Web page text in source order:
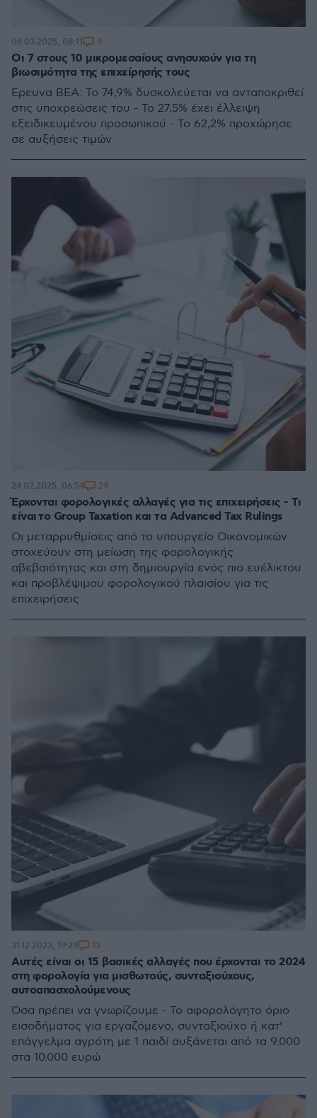
Οι 7 στους 10 μικρομεσαίους ανησυχούν για τη
βιωσιμότητα της επιχείρησής τους
Έρευνα ΒΕΑ: Το 74,9% δυσκολεύεται να ανταποκριθεί
στις υποχρεώσεις του - Το 27,5% έχει έλλειψη
εξειδικευμένου προσωπικού - Το 62,2% προχώρησε
σε αυξήσεις τιμών
06.03.2025, 08:11 9
Έρχονται φορολογικές αλλαγές για τις επιχειρήσεις - Τι
είναι το Group Taxation και τα Advanced Tax Rulings
Οι μεταρρυθμίσεις από το υπουργείο Οικονομικών
στοχεύουν στη μείωση της φορολογικής
αβεβαιότητας και στη δημιουργία ενός πιο ευέλικτου
και προβλέψιμου φορολογικού πλαισίου για τις
επιχειρήσεις
24.02.2025, 06:54 24
Αυτές είναι οι 15 βασικές αλλαγές που έρχονται το 2024
στη φορολογία για μισθωτούς, συνταξιούχους,
αυτοαπασχολούμενους
Όσα πρέπει να γνωρίζουμε - Το αφορολόγητο όριο
εισοδήματος για εργαζόμενο, συνταξιούχο ή κατ’
επάγγελμα αγρότη με 1 παιδί αυξάνεται από τα 9.000
στα 10.000 ευρώ
31.12.2023, 19:29 13